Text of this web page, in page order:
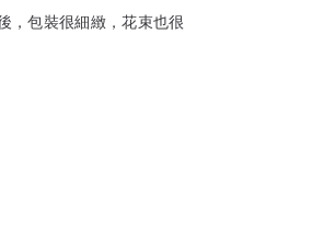
，包裝很細緻，花束也很